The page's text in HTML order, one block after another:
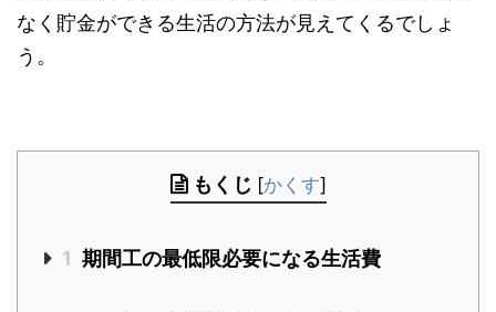
なく貯金ができる生活の方法が見えてくるでしょ
う。
もくじ [かくす]
1 期間工の最低限必要になる生活費